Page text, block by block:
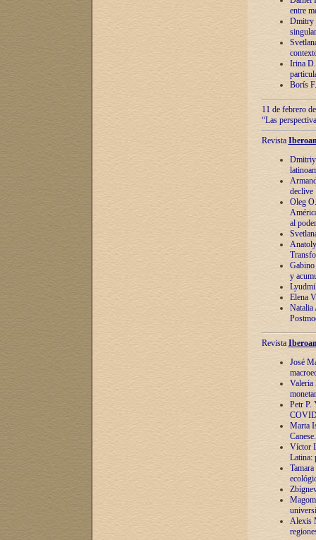
entre
Dmitry
Irina
Borís
11 de febrero
“Las
Revista
Dmitriy
declive
Oleg
al poder
y
Elena
Natalia
Revista
José
Valeria
Petr P.
Marta
Víctor
Latina:
Alexis